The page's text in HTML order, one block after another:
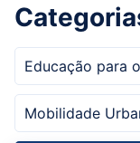
Educação para
Mobilidade